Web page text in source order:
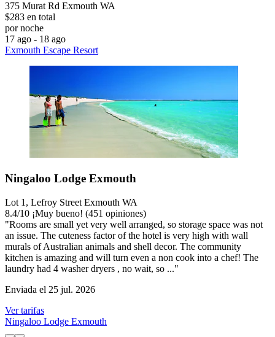
375 Murat Rd Exmouth WA
$283 en total
por noche
17 ago - 18 ago
Exmouth Escape Resort
Ningaloo Lodge Exmouth
Lot 1, Lefroy Street Exmouth WA
8.4/10 ¡Muy bueno! (451 opiniones)
"Rooms are small yet very well arranged, so storage space was not
an issue. The cuteness factor of the hotel is very high with wall
murals of Australian animals and shell decor. The community
kitchen is amazing and will turn even a non cook into a chef! The
laundry had 4 washer dryers , no wait, so ..."
Enviada el 25 jul. 2026
Ver tarifas
Ningaloo Lodge Exmouth